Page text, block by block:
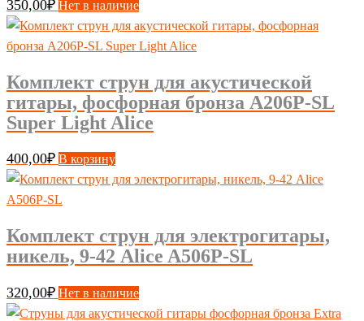
350,00₽ Нет в наличие
Комплект струн для акустической
гитары, фосфорная бронза A206P-SL
Super Light Alice
400,00₽ В корзину
Комплект струн для электрогитары,
никель, 9-42 Alice A506P-SL
320,00₽ Нет в наличие